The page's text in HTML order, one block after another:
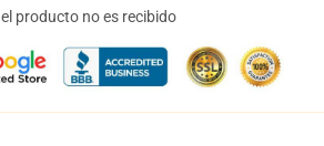
producto no es recibido